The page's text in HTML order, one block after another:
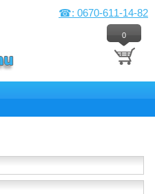
☎: 0670-611-14-82
0